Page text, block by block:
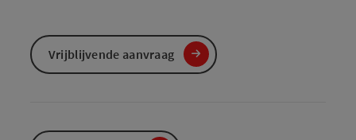
Vrijblijvende aanvraag